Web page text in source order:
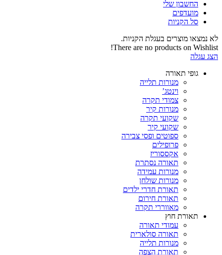
החשבון שלי‬
‫מועדפים‬‬
סל הקניות
לא נמצאו מוצרים בעגלת הקניות.
There are no products on Wishlist!
הצג עגלה
גופי תאורה
מנורות תלייה
וינטג’
צמודי תקרה
מנורות קיר
שקועי תקרה
שקועי קיר
ספוטים ופסי צבירה
פרופילים
אקססוריז
תאורה נסתרת
מנורות עמידה
מנורות שולחן
תאורת חדרי ילדים
תאורת חירום
מאווררי תקרה
תאורת חוץ
עמודי תאורה
תאורה סולארית
מנורות תלייה
תאורת הצפה